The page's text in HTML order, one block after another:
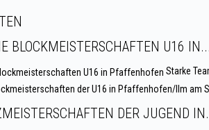
BLOCKMEISTERSCHAFTEN U16 IN...
Starke
der U16 in Pfaffenhofen/Ilm am
DER JUGEND